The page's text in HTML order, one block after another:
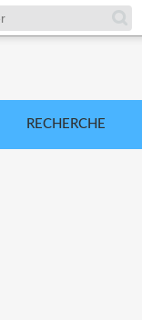
RECHERCHE